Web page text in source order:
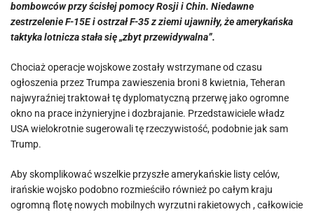
bombowców przy ścisłej pomocy Rosji i Chin. Niedawne
zestrzelenie F-15E i ostrzał F-35 z ziemi ujawniły, że amerykańska
taktyka lotnicza stała się „zbyt przewidywalna”.
Chociaż operacje wojskowe zostały wstrzymane od czasu
ogłoszenia przez Trumpa zawieszenia broni 8 kwietnia, Teheran
najwyraźniej traktował tę dyplomatyczną przerwę jako ogromne
okno na prace inżynieryjne i dozbrajanie. Przedstawiciele władz
USA wielokrotnie sugerowali tę rzeczywistość, podobnie jak sam
Trump.
Aby skomplikować wszelkie przyszłe amerykańskie listy celów,
irańskie wojsko podobno rozmieściło również po całym kraju
ogromną flotę nowych mobilnych wyrzutni rakietowych , całkowicie